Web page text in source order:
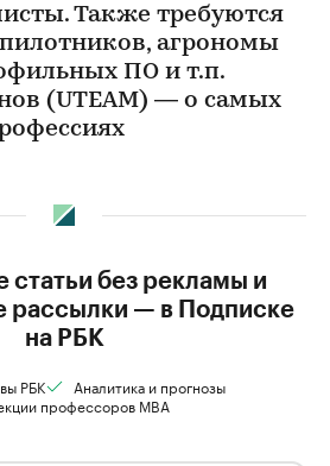
Также требуются
агрономы
ПО и т.п.
(UTEAM) — о самых
статьи без рекламы и
рассылки — в Подписке
на РБК
РБК
Аналитика и прогнозы
профессоров MBA